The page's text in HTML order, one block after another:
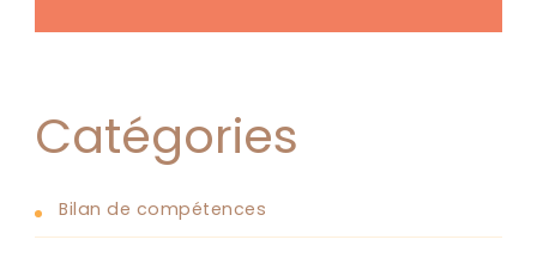
Catégories
Bilan de compétences